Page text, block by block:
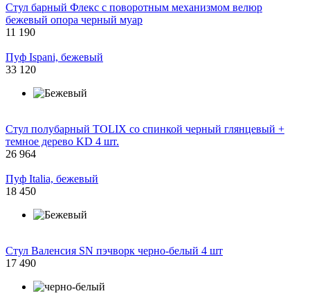
Стул барный Флекс с поворотным механизмом велюр
бежевый опора черный муар
11 190
Пуф Ispani, бежевый
33 120
Стул полубарный TOLIX со спинкой черный глянцевый +
темное дерево KD 4 шт.
26 964
Пуф Italia, бежевый
18 450
Стул Валенсия SN пэчворк черно-белый 4 шт
17 490